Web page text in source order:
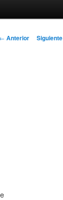
Navegación
← Anterior Siguiente